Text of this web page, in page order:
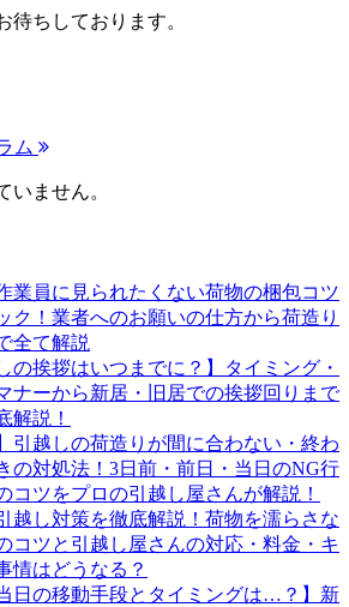
待ちしております。
ム
いません。
業員に見られたくない荷物の梱包コツ
ク！業者へのお願いの仕方から荷造り
全て解説
の挨拶はいつまでに？】タイミング・
ナーから新居・旧居での挨拶回りまで
解説！
引越しの荷造りが間に合わない・終わ
の対処法！3日前・前日・当日のNG行
コツをプロの引越し屋さんが解説！
越し対策を徹底解説！荷物を濡らさな
コツと引越し屋さんの対応・料金・キ
情はどうなる？
日の移動手段とタイミングは…？】新